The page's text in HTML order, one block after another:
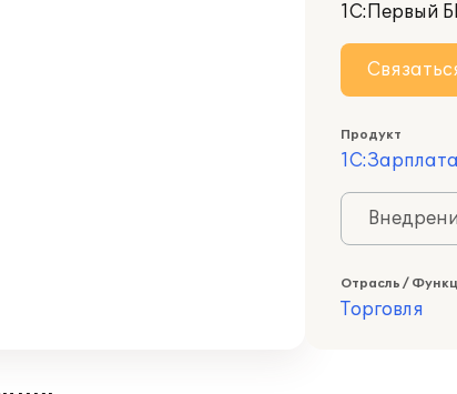
1С:Первый
Продукт
Отрасль /
Торговля